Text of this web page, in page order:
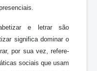
e letrar são
significa dominar o
por sua vez, refere-
sociais que usam